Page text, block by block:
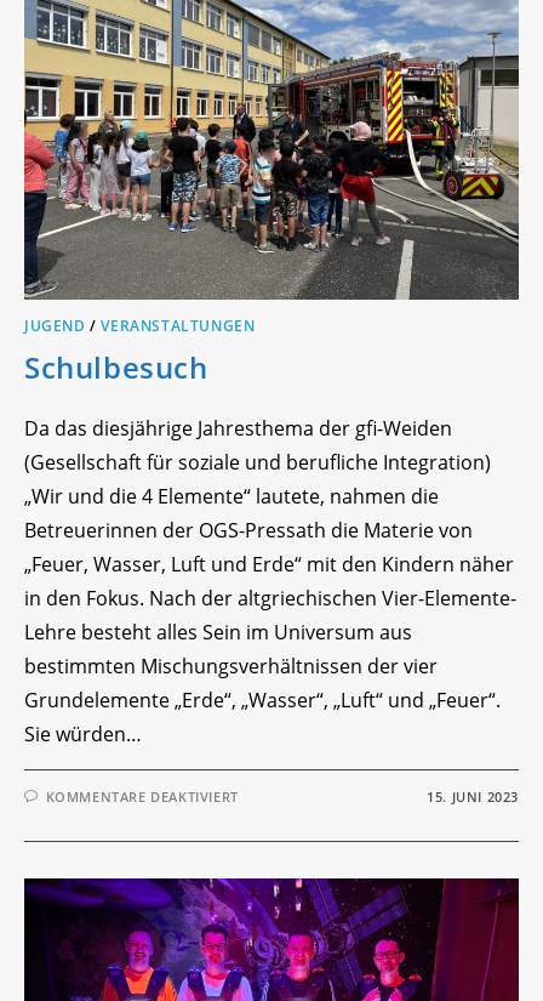
JUGEND /VERANSTALTUNGEN
Schulbesuch
Da das diesjährige Jahresthema der gfi-Weiden
(Gesellschaft für soziale und berufliche Integration)
„Wir und die 4 Elemente“ lautete, nahmen die
Betreuerinnen der OGS-Pressath die Materie von
„Feuer, Wasser, Luft und Erde“ mit den Kindern näher
in den Fokus. Nach der altgriechischen Vier-Elemente-
Lehre besteht alles Sein im Universum aus
bestimmten Mischungsverhältnissen der vier
Grundelemente „Erde“, „Wasser“, „Luft“ und „Feuer“.
Sie würden…
KOMMENTARE DEAKTIVIERTFÜR 15. JUNI 2023